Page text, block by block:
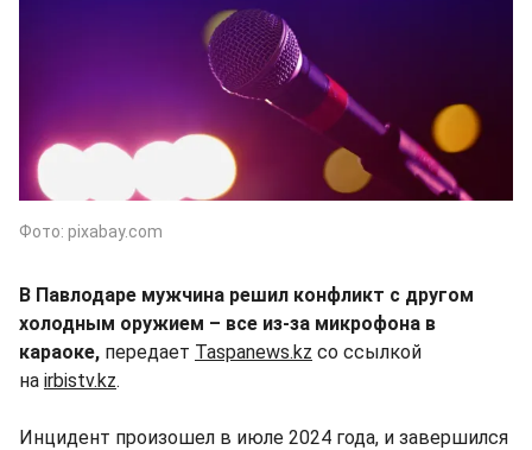
Фото: pixabay.com
В Павлодаре мужчина решил конфликт с другом
холодным оружием – все из-за микрофона в
караоке, передает Taspanews.kz со ссылкой
на irbistv.kz.
Инцидент произошел в июле 2024 года, и завершился